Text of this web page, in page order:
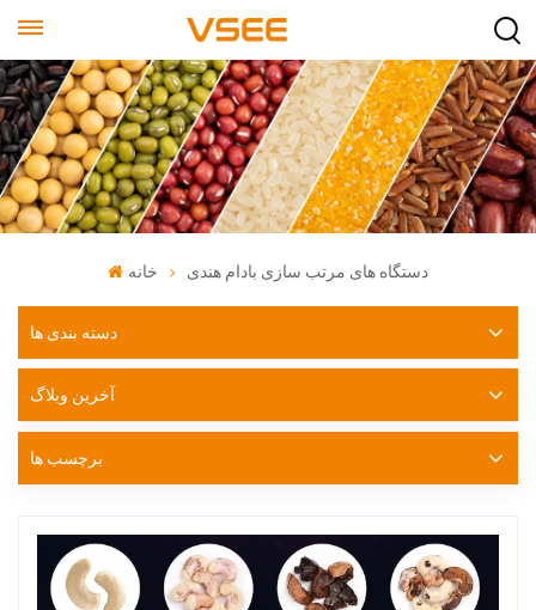
خانه دستگاه های مرتب سازی بادام هندی
دسته بندی ها
آخرین وبلاگ
برچسب ها